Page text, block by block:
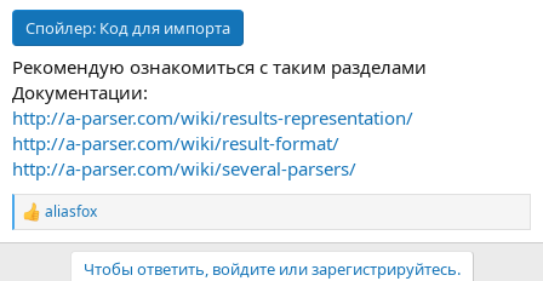
Спойлер: Код для импорта
Рекомендую ознакомиться с таким разделами
Документации:
http://a-parser.com/wiki/results-representation/
http://a-parser.com/wiki/result-format/
http://a-parser.com/wiki/several-parsers/
Р
е
aliasfox
Чтобы ответить, войдите или зарегистрируйтесь.